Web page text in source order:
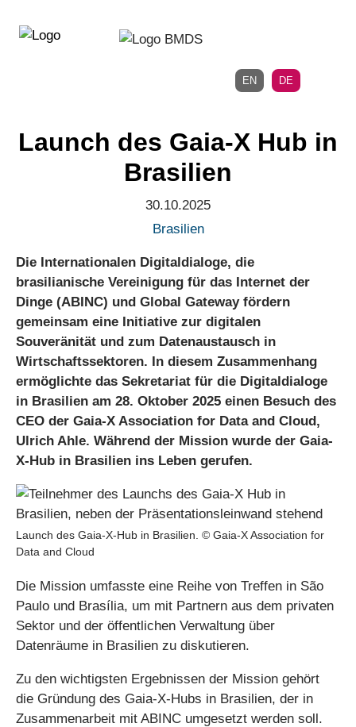
zum
EN DE
Launch des Gaia-X Hub in
Brasilien
30.10.2025
Brasilien
Die Internationalen Digitaldialoge, die
brasilianische Vereinigung für das Internet der
Dinge (ABINC) und Global Gateway fördern
gemeinsam eine Initiative zur digitalen
Souveränität und zum Datenaustausch in
Wirtschaftssektoren. In diesem Zusammenhang
ermöglichte das Sekretariat für die Digitaldialoge
in Brasilien am 28. Oktober 2025 einen Besuch des
CEO der Gaia-X Association for Data and Cloud,
Ulrich Ahle. Während der Mission wurde der Gaia-
X-Hub in Brasilien ins Leben gerufen.
Launch des Gaia-X-Hub in Brasilien. © Gaia-X Association for
Data and Cloud
Die Mission umfasste eine Reihe von Treffen in São
Paulo und Brasília, um mit Partnern aus dem privaten
Sektor und der öffentlichen Verwaltung über
Datenräume in Brasilien zu diskutieren.
Zu den wichtigsten Ergebnissen der Mission gehört
die Gründung des Gaia-X-Hubs in Brasilien, der in
Zusammenarbeit mit ABINC umgesetzt werden soll.